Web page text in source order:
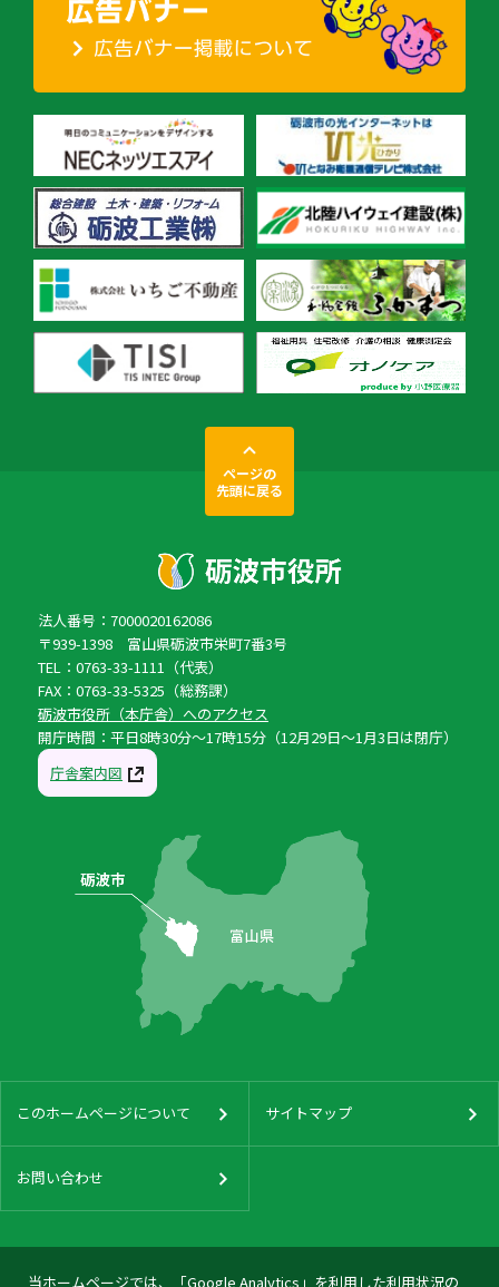
当ホームページでは、「Google Analytics」を利用した利用状況の
ページの
先頭に戻る
法人番号：7000020162086
〒939-1398 富山県砺波市栄町7番3号
TEL：0763-33-1111（代表）
FAX：0763-33-5325（総務課）
砺波市役所（本庁舎）へのアクセス
開庁時間：平日8時30分〜17時15分（12月29日〜1月3日は閉庁）
庁舎案内図
このホームページについて サイトマップ
お問い合わせ